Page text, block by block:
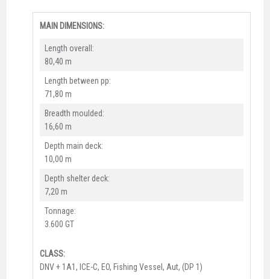
MAIN DIMENSIONS:
Length overall:​
80,40 m
Length between pp:
71,80 m
Breadth moulded:
16,60 m
Depth main deck:
10,00 m
Depth shelter deck:
7,20 m
Tonnage:
3.600 GT
CLASS:
DNV + 1A1, ICE-C, EO, Fishing Vessel, Aut, (DP 1)